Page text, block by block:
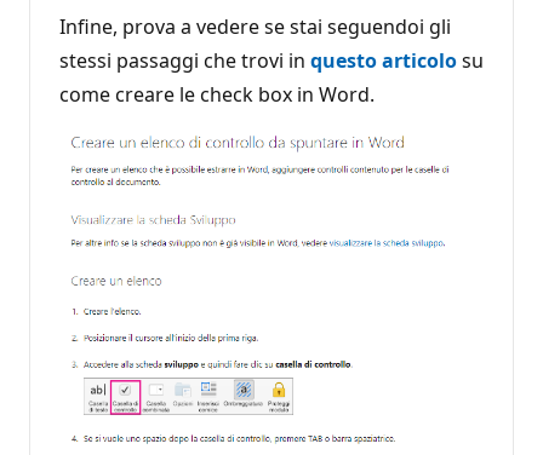
Infine, prova a vedere se stai seguendoi gli
stessi passaggi che trovi in questo articolosu
come creare le check box in Word.